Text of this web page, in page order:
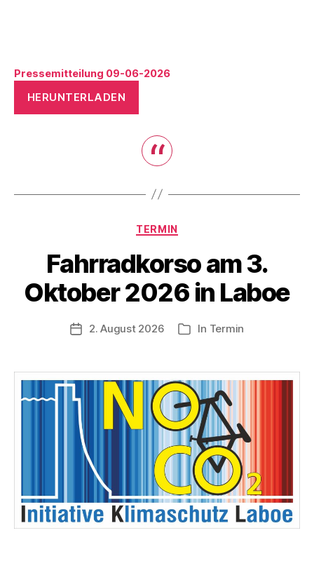
Pressemitteilung 09-06-2026
HERUNTERLADEN
Kategorien
TERMIN
Fahrradkorso am 3.
Oktober 2026 in Laboe
Veröffentlichungsdatum
2. August 2026 Kategorien
In Termin